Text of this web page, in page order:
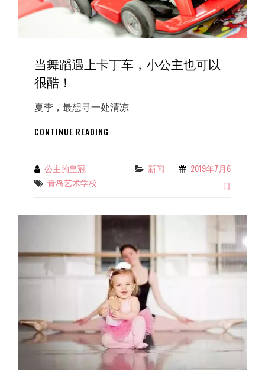
等
你...
当舞蹈遇上卡丁车，小公主也可以
很酷！
夏季，最想寻一处清凉
CONTINUE READING
车，
小
主
也
可
以
很
酷！
By公主的皇冠
Tags
青岛艺术学校
Categories
新闻
2019年7月6
日